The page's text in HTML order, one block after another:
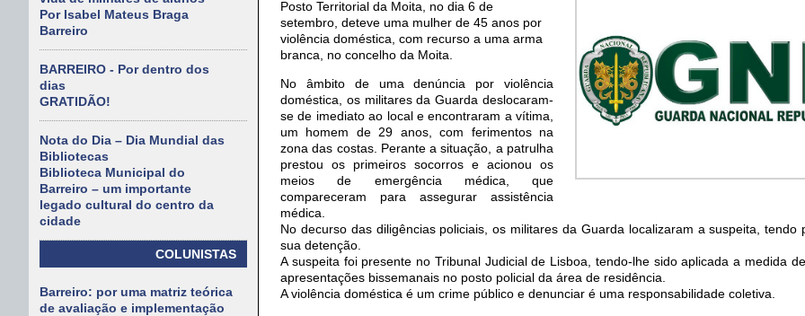
Por Isabel Mateus Braga
Barreiro
BARREIRO - Por dentro dos
dias
GRATIDÃO!
Nota do Dia – Dia Mundial das
Bibliotecas
Biblioteca Municipal do
Barreiro – um importante
legado cultural do centro da
cidade
COLUNISTAS
Barreiro: por uma matriz teórica
de avaliação e implementação
Posto Territorial da Moita, no dia 6 de
setembro, deteve uma mulher de 45 anos por
violência doméstica, com recurso a uma arma
branca, no concelho da Moita.
No âmbito de uma denúncia por violência
doméstica, os militares da Guarda deslocaram-
se de imediato ao local e encontraram a vítima,
um homem de 29 anos, com ferimentos na
zona das costas. Perante a situação, a patrulha
prestou os primeiros socorros e acionou os
meios de emergência médica, que
compareceram para assegurar assistência
médica.
No decurso das diligências policiais, os militares da Guarda localizaram a suspeita, tendo
sua detenção.
A suspeita foi presente no Tribunal Judicial de Lisboa, tendo-lhe sido aplicada a medida
apresentações bissemanais no posto policial da área de residência.
A violência doméstica é um crime público e denunciar é uma responsabilidade coletiva.